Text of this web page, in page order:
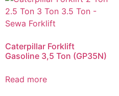
Caterpillar Forklift
Gasoline 3,5 Ton (GP35N)
Read more